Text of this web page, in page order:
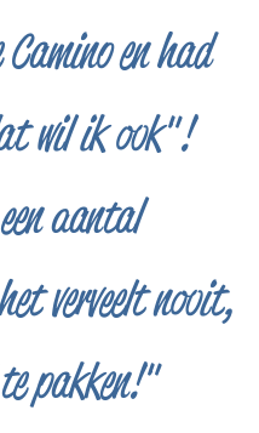
en had
wil ik ook"!
aantal
verveelt nooit,
pakken!"